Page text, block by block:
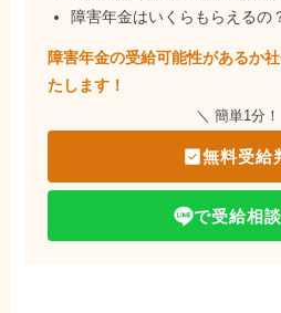
障害年金はいくらもらえるの
障害年金の受給可能性があるか
たします！
＼ 簡単1分
無料受給
で受給相